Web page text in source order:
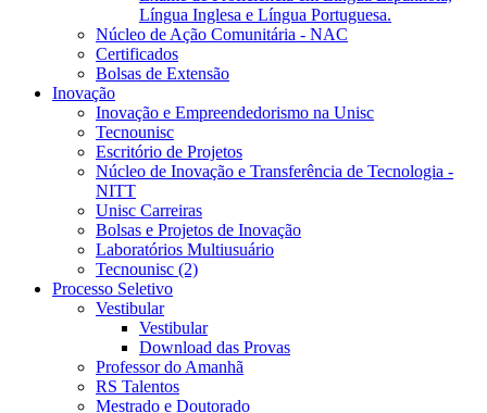
Língua Inglesa e Língua Portuguesa.
Núcleo de Ação Comunitária - NAC
Certificados
Bolsas de Extensão
Inovação
Inovação e Empreendedorismo na Unisc
Tecnounisc
Escritório de Projetos
Núcleo de Inovação e Transferência de Tecnologia -
NITT
Unisc Carreiras
Bolsas e Projetos de Inovação
Laboratórios Multiusuário
Tecnounisc (2)
Processo Seletivo
Vestibular
Vestibular
Download das Provas
Professor do Amanhã
RS Talentos
Mestrado e Doutorado